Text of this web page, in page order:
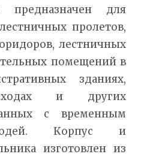
предназначен для
пролетов,
лестничных
помещений в
зданиях,
и других
с временным
Корпус и
изготовлен из